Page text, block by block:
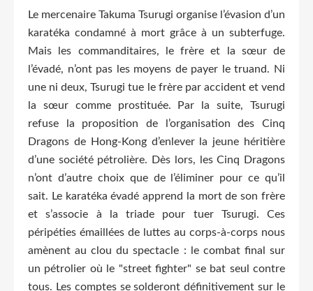
Le mercenaire Takuma Tsurugi organise l’évasion d’un
karatéka condamné à mort grâce à un subterfuge.
Mais les commanditaires, le frère et la sœur de
l’évadé, n’ont pas les moyens de payer le truand. Ni
une ni deux, Tsurugi tue le frère par accident et vend
la sœur comme prostituée. Par la suite, Tsurugi
refuse la proposition de l’organisation des Cinq
Dragons de Hong-Kong d’enlever la jeune héritière
d’une société pétrolière. Dès lors, les Cinq Dragons
n’ont d’autre choix que de l’éliminer pour ce qu’il
sait. Le karatéka évadé apprend la mort de son frère
et s’associe à la triade pour tuer Tsurugi. Ces
péripéties émaillées de luttes au corps-à-corps nous
amènent au clou du spectacle : le combat final sur
un pétrolier où le "street fighter" se bat seul contre
tous. Les comptes se solderont définitivement sur le